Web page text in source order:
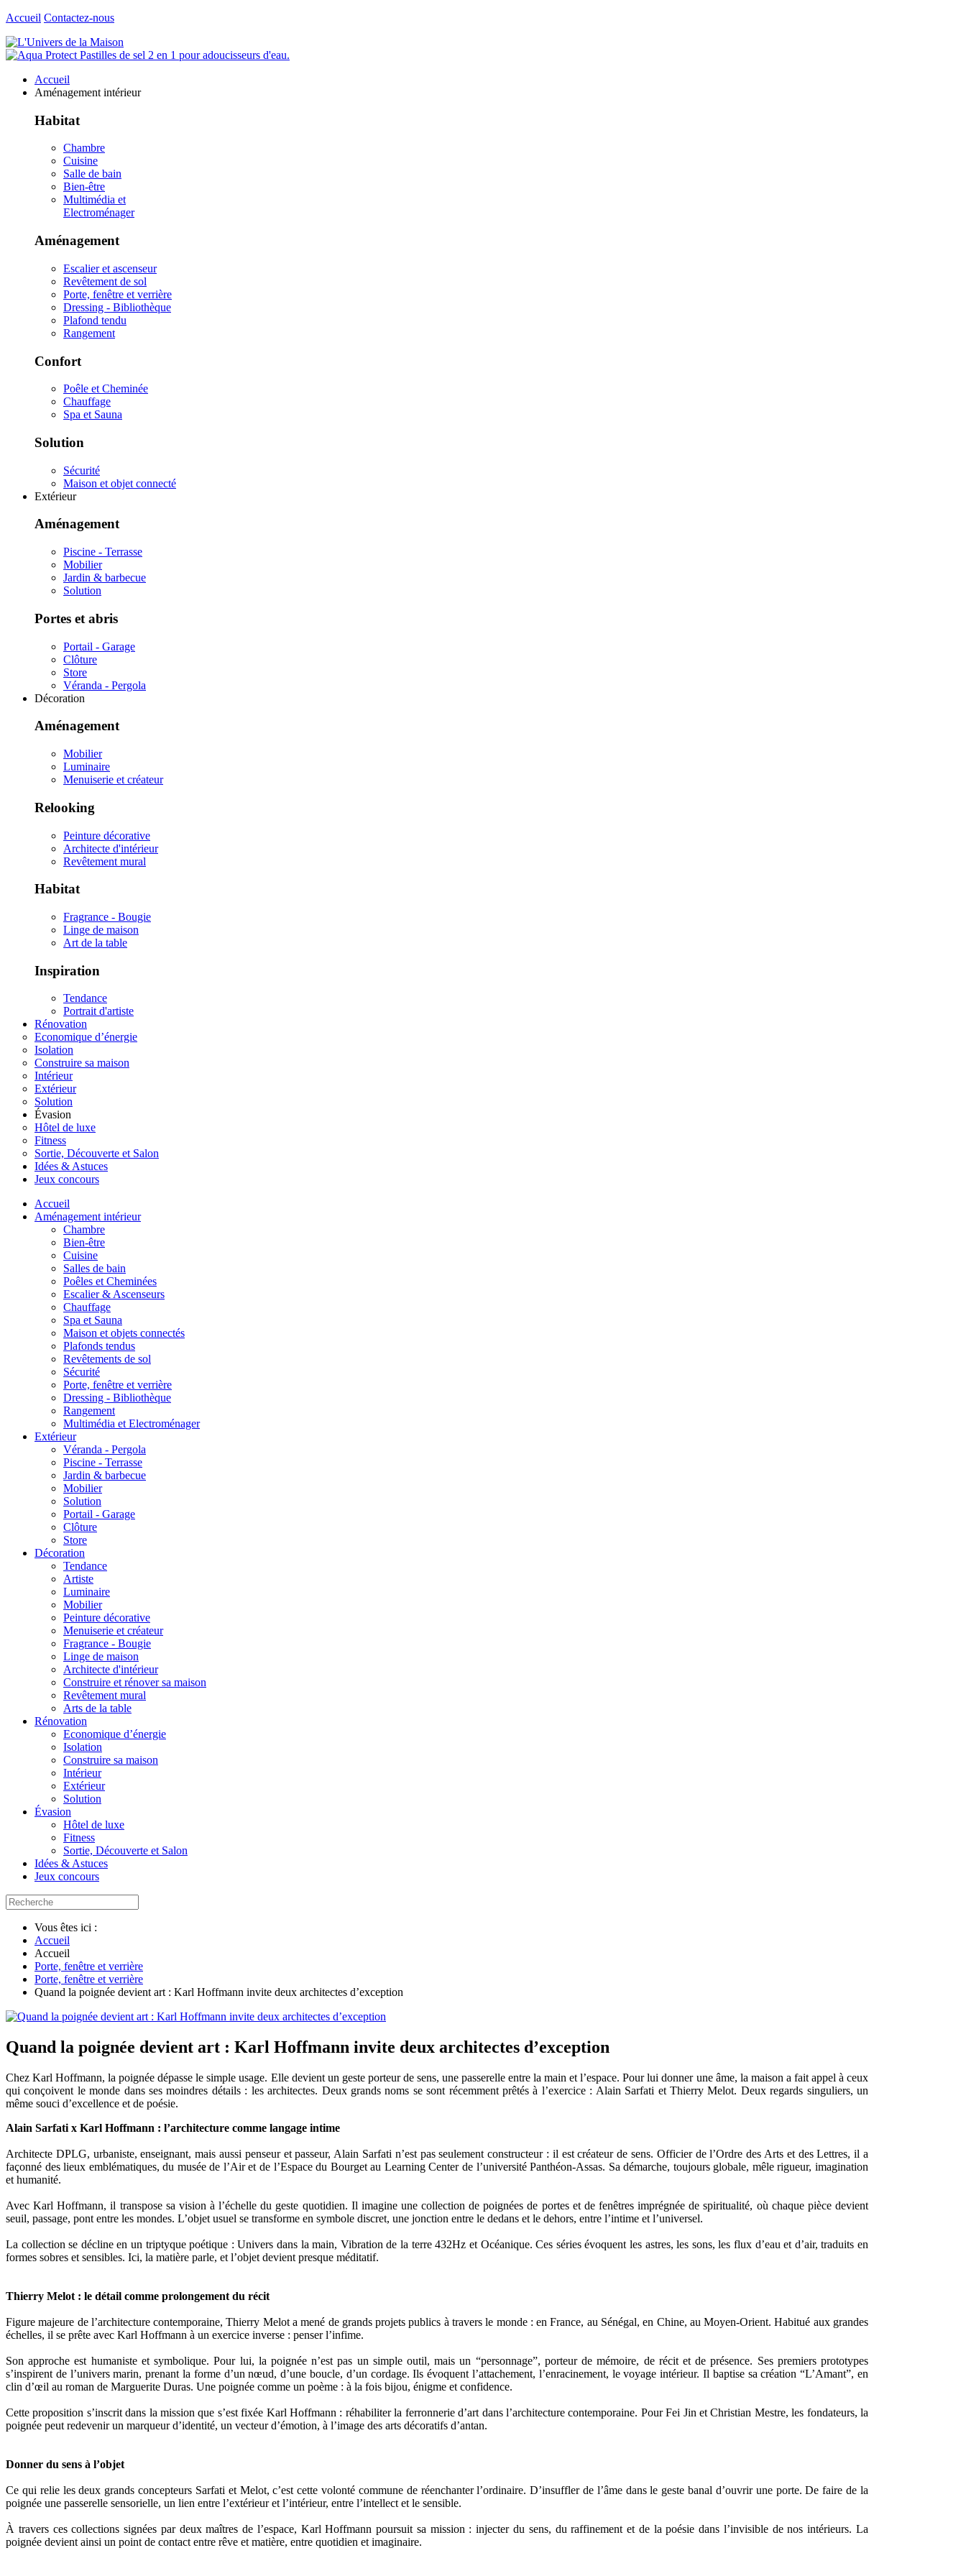
Accueil Contactez-nous
Accueil
Aménagement intérieur
Habitat
Chambre
Cuisine
Salle de bain
Bien-être
Multimédia et
Electroménager
Aménagement
Escalier et ascenseur
Revêtement de sol
Porte, fenêtre et verrière
Dressing - Bibliothèque
Plafond tendu
Rangement
Confort
Poêle et Cheminée
Chauffage
Spa et Sauna
Solution
Sécurité
Maison et objet connecté
Extérieur
Aménagement
Piscine - Terrasse
Mobilier
Jardin & barbecue
Solution
Portes et abris
Portail - Garage
Clôture
Store
Véranda - Pergola
Décoration
Aménagement
Mobilier
Luminaire
Menuiserie et créateur
Relooking
Peinture décorative
Architecte d'intérieur
Revêtement mural
Habitat
Fragrance - Bougie
Linge de maison
Art de la table
Inspiration
Tendance
Portrait d'artiste
Rénovation
Economique d’énergie
Isolation
Construire sa maison
Intérieur
Extérieur
Solution
Évasion
Hôtel de luxe
Fitness
Sortie, Découverte et Salon
Idées & Astuces
Jeux concours
Accueil
Aménagement intérieur
Chambre
Bien-être
Cuisine
Salles de bain
Poêles et Cheminées
Escalier & Ascenseurs
Chauffage
Spa et Sauna
Maison et objets connectés
Plafonds tendus
Revêtements de sol
Sécurité
Porte, fenêtre et verrière
Dressing - Bibliothèque
Rangement
Multimédia et Electroménager
Extérieur
Véranda - Pergola
Piscine - Terrasse
Jardin & barbecue
Mobilier
Solution
Portail - Garage
Clôture
Store
Décoration
Tendance
Artiste
Luminaire
Mobilier
Peinture décorative
Menuiserie et créateur
Fragrance - Bougie
Linge de maison
Architecte d'intérieur
Construire et rénover sa maison
Revêtement mural
Arts de la table
Rénovation
Economique d’énergie
Isolation
Construire sa maison
Intérieur
Extérieur
Solution
Évasion
Hôtel de luxe
Fitness
Sortie, Découverte et Salon
Idées & Astuces
Jeux concours
Vous êtes ici :
Accueil
Accueil
Porte, fenêtre et verrière
Porte, fenêtre et verrière
Quand la poignée devient art : Karl Hoffmann invite deux architectes d’exception
Quand la poignée devient art : Karl Hoffmann invite deux architectes d’exception
Chez Karl Hoffmann, la poignée dépasse le simple usage. Elle devient un geste porteur de sens, une passerelle entre la main et l’espace. Pour lui donner une âme, la maison a fait appel à ceux
qui conçoivent le monde dans ses moindres détails : les architectes. Deux grands noms se sont récemment prêtés à l’exercice : Alain Sarfati et Thierry Melot. Deux regards singuliers, un
même souci d’excellence et de poésie.
Alain Sarfati x Karl Hoffmann : l’architecture comme langage intime
Architecte DPLG, urbaniste, enseignant, mais aussi penseur et passeur, Alain Sarfati n’est pas seulement constructeur : il est créateur de sens. Officier de l’Ordre des Arts et des Lettres, il a
façonné des lieux emblématiques, du musée de l’Air et de l’Espace du Bourget au Learning Center de l’université Panthéon-Assas. Sa démarche, toujours globale, mêle rigueur, imagination
et humanité.
Avec Karl Hoffmann, il transpose sa vision à l’échelle du geste quotidien. Il imagine une collection de poignées de portes et de fenêtres imprégnée de spiritualité, où chaque pièce devient
seuil, passage, pont entre les mondes. L’objet usuel se transforme en symbole discret, une jonction entre le dedans et le dehors, entre l’intime et l’universel.
La collection se décline en un triptyque poétique : Univers dans la main, Vibration de la terre 432Hz et Océanique. Ces séries évoquent les astres, les sons, les flux d’eau et d’air, traduits en
formes sobres et sensibles. Ici, la matière parle, et l’objet devient presque méditatif.
Thierry Melot : le détail comme prolongement du récit
Figure majeure de l’architecture contemporaine, Thierry Melot a mené de grands projets publics à travers le monde : en France, au Sénégal, en Chine, au Moyen-Orient. Habitué aux grandes
échelles, il se prête avec Karl Hoffmann à un exercice inverse : penser l’infime.
Son approche est humaniste et symbolique. Pour lui, la poignée n’est pas un simple outil, mais un “personnage”, porteur de mémoire, de récit et de présence. Ses premiers prototypes
s’inspirent de l’univers marin, prenant la forme d’un nœud, d’une boucle, d’un cordage. Ils évoquent l’attachement, l’enracinement, le voyage intérieur. Il baptise sa création “L’Amant”, en
clin d’œil au roman de Marguerite Duras. Une poignée comme un poème : à la fois bijou, énigme et confidence.
Cette proposition s’inscrit dans la mission que s’est fixée Karl Hoffmann : réhabiliter la ferronnerie d’art dans l’architecture contemporaine. Pour Fei Jin et Christian Mestre, les fondateurs, la
poignée peut redevenir un marqueur d’identité, un vecteur d’émotion, à l’image des arts décoratifs d’antan.
Donner du sens à l’objet
Ce qui relie les deux grands concepteurs Sarfati et Melot, c’est cette volonté commune de réenchanter l’ordinaire. D’insuffler de l’âme dans le geste banal d’ouvrir une porte. De faire de la
poignée une passerelle sensorielle, un lien entre l’extérieur et l’intérieur, entre l’intellect et le sensible.
À travers ces collections signées par deux maîtres de l’espace, Karl Hoffmann poursuit sa mission : injecter du sens, du raffinement et de la poésie dans l’invisible de nos intérieurs. La
poignée devient ainsi un point de contact entre rêve et matière, entre quotidien et imaginaire.